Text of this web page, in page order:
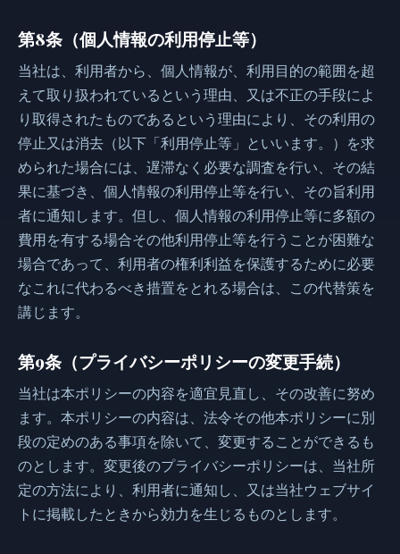
第8条（個人情報の利用停止等）
当社は、利用者から、個人情報が、利用目的の範囲を超
えて取り扱われているという理由、又は不正の手段によ
り取得されたものであるという理由により、その利用の
停止又は消去（以下「利用停止等」といいます。）を求
められた場合には、遅滞なく必要な調査を行い、その結
果に基づき、個人情報の利用停止等を行い、その旨利用
者に通知します。但し、個人情報の利用停止等に多額の
費用を有する場合その他利用停止等を行うことが困難な
場合であって、利用者の権利利益を保護するために必要
なこれに代わるべき措置をとれる場合は、この代替策を
講じます。
第9条（プライバシーポリシーの変更手続）
当社は本ポリシーの内容を適宜見直し、その改善に努め
ます。本ポリシーの内容は、法令その他本ポリシーに別
段の定めのある事項を除いて、変更することができるも
のとします。変更後のプライバシーポリシーは、当社所
定の方法により、利用者に通知し、又は当社ウェブサイ
トに掲載したときから効力を生じるものとします。